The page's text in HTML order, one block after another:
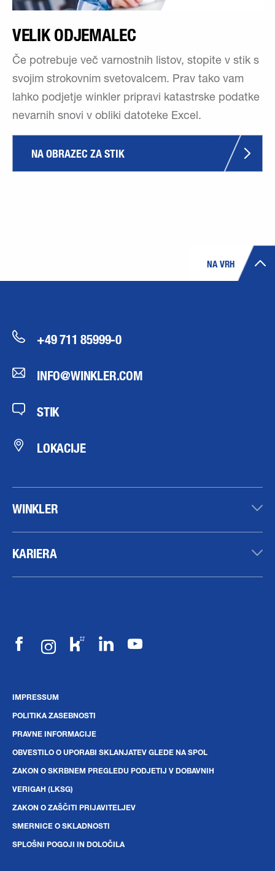
VELIK ODJEMALEC
Če potrebuje več varnostnih listov, stopite v stik s
svojim strokovnim svetovalcem. Prav tako vam
lahko podjetje winkler pripravi katastrske podatke
nevarnih snovi v obliki datoteke Excel.
NA OBRAZEC ZA STIK
NA VRH
+49 711 85999-0
INFO@WINKLER.COM
STIK
LOKACIJE
WINKLER
KARIERA
IMPRESSUM
POLITIKA ZASEBNOSTI
PRAVNE INFORMACIJE
OBVESTILO O UPORABI SKLANJATEV GLEDE NA SPOL
ZAKON O SKRBNEM PREGLEDU PODJETIJ V DOBAVNIH
VERIGAH (LKSG)
ZAKON O ZAŠČITI PRIJAVITELJEV
SMERNICE O SKLADNOSTI
SPLOŠNI POGOJI IN DOLOČILA